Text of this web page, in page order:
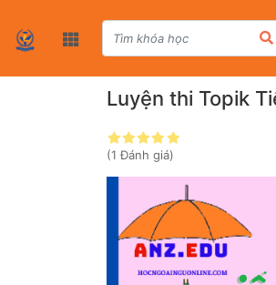
Luyện thi Topik
(1 Đánh giá)